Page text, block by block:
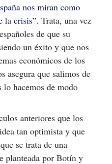
nos miran como
la crisis”. Trata, una vez
de que su
un éxito y que nos
económicos de los
asegura que salimos de
lo hacemos de modo
anteriores que los
tan optimista y que
se trata de una
planteada por Botín y